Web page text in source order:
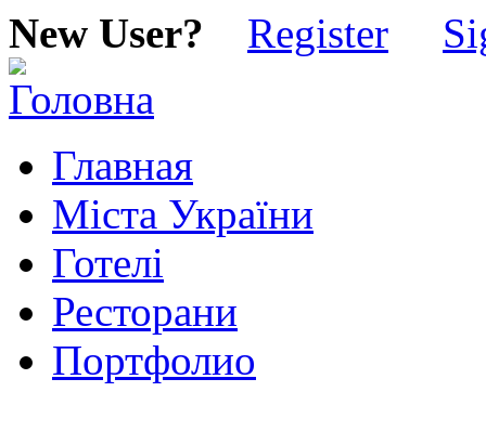
New User? Register
Главная
Міста України
Готелі
Ресторани
Портфолио